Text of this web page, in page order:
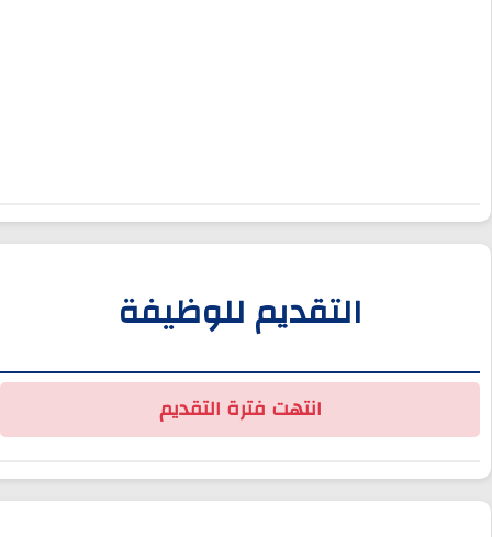
التقديم للوظيفة
انتهت فترة التقديم